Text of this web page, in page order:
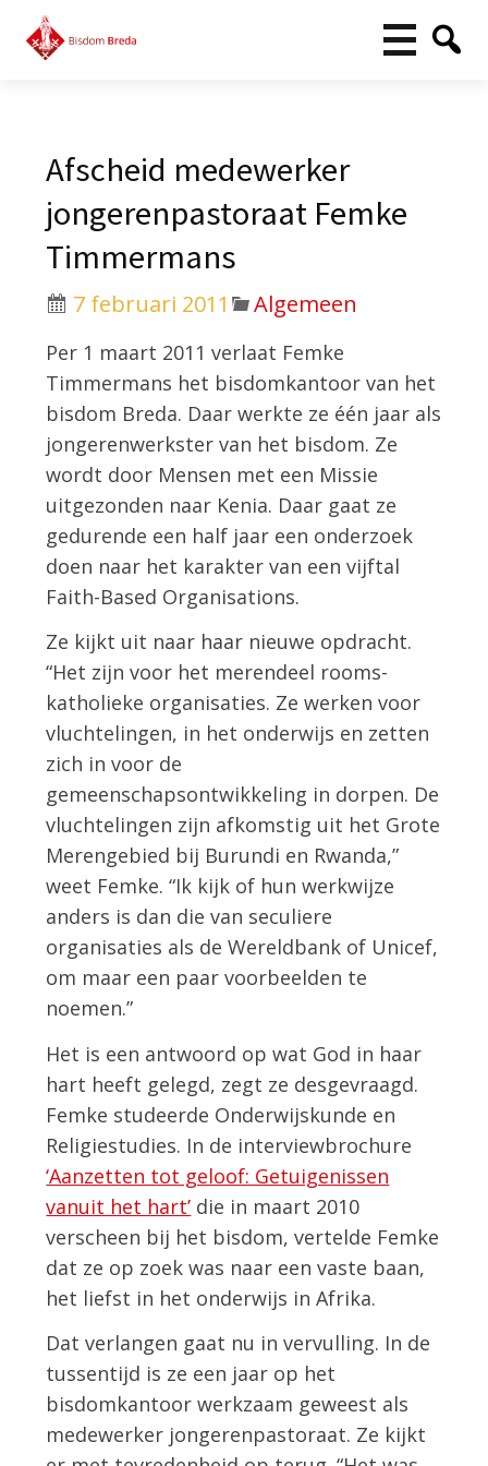
Afscheid medewerker
jongerenpastoraat Femke
Timmermans
7 februari 2011 Algemeen
Per 1 maart 2011 verlaat Femke
Timmermans het bisdomkantoor van het
bisdom Breda. Daar werkte ze één jaar als
jongerenwerkster van het bisdom. Ze
wordt door Mensen met een Missie
uitgezonden naar Kenia. Daar gaat ze
gedurende een half jaar een onderzoek
doen naar het karakter van een vijftal
Faith-Based Organisations.
Ze kijkt uit naar haar nieuwe opdracht.
“Het zijn voor het merendeel rooms-
katholieke organisaties. Ze werken voor
vluchtelingen, in het onderwijs en zetten
zich in voor de
gemeenschapsontwikkeling in dorpen. De
vluchtelingen zijn afkomstig uit het Grote
Merengebied bij Burundi en Rwanda,”
weet Femke. “Ik kijk of hun werkwijze
anders is dan die van seculiere
organisaties als de Wereldbank of Unicef,
om maar een paar voorbeelden te
noemen.”
Het is een antwoord op wat God in haar
hart heeft gelegd, zegt ze desgevraagd.
Femke studeerde Onderwijskunde en
Religiestudies. In de interviewbrochure
‘Aanzetten tot geloof: Getuigenissen
vanuit het hart’ die in maart 2010
verscheen bij het bisdom, vertelde Femke
dat ze op zoek was naar een vaste baan,
het liefst in het onderwijs in Afrika.
Dat verlangen gaat nu in vervulling. In de
tussentijd is ze een jaar op het
bisdomkantoor werkzaam geweest als
medewerker jongerenpastoraat. Ze kijkt